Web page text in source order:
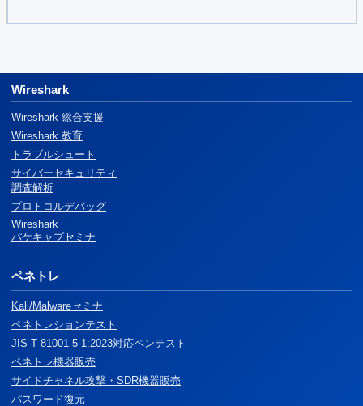
Wireshark
Wireshark 総合支援
Wireshark 教育
トラブルシュート
サイバーセキュリティ
調査解析
プロトコルデバッグ
Wireshark
パケキャプセミナ
ペネトレ
Kali/Malwareセミナ
ペネトレションテスト
JIS T 81001-5-1:2023対応ペンテスト
ペネトレ機器販売
サイドチャネル攻撃・SDR機器販売
パスワード復元